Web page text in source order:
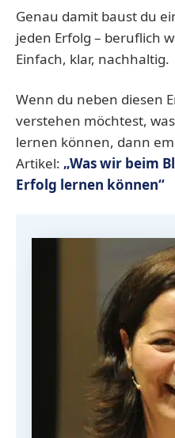
Genau damit baust du
jeden Erfolg – beruflich
Einfach, klar, nachhaltig.
Wenn du neben diesen
verstehen möchtest,
lernen können, dann
Artikel: „Was wir beim
Erfolg lernen können“